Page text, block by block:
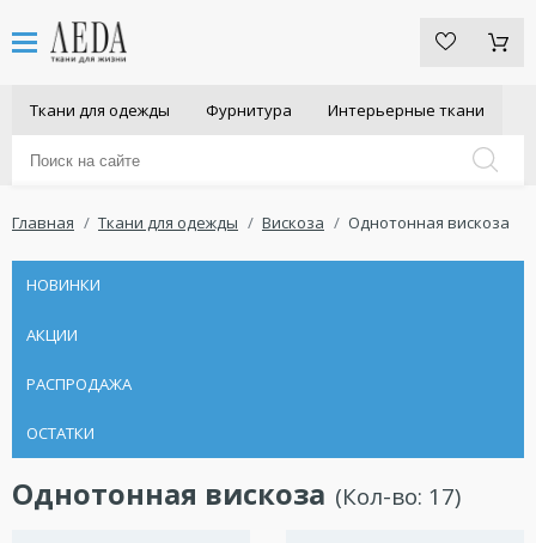
Ткани для одежды Фурнитура Интерьерные ткани
Главная Ткани для одежды Вискоза Однотонная вискоза
НОВИНКИ
АКЦИИ
РАСПРОДАЖА
ОСТАТКИ
Однотонная вискоза (Кол-во: 17)